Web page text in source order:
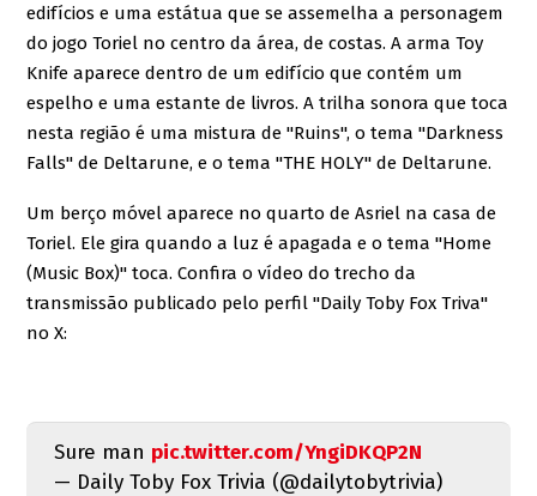
edifícios e uma estátua que se assemelha a personagem
do jogo Toriel no centro da área, de costas. A arma Toy
Knife aparece dentro de um edifício que contém um
espelho e uma estante de livros. A trilha sonora que toca
nesta região é uma mistura de "Ruins", o tema "Darkness
Falls" de Deltarune, e o tema "THE HOLY" de Deltarune.
Um berço móvel aparece no quarto de Asriel na casa de
Toriel. Ele gira quando a luz é apagada e o tema "Home
(Music Box)" toca. Confira o vídeo do trecho da
transmissão publicado pelo perfil "Daily Toby Fox Triva"
no X:
Sure man pic.twitter.com/YngiDKQP2N
— Daily Toby Fox Trivia (@dailytobytrivia)